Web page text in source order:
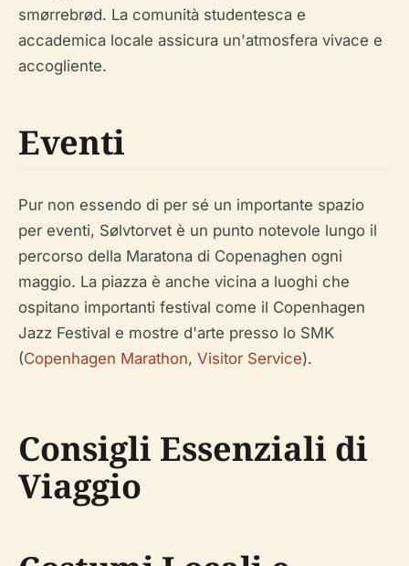
smørrebrød. La comunità studentesca e
accademica locale assicura un'atmosfera vivace e
accogliente.
Eventi
Pur non essendo di per sé un importante spazio
per eventi, Sølvtorvet è un punto notevole lungo il
percorso della Maratona di Copenaghen ogni
maggio. La piazza è anche vicina a luoghi che
ospitano importanti festival come il Copenhagen
Jazz Festival e mostre d'arte presso lo SMK
(Copenhagen Marathon, Visitor Service).
Consigli Essenziali di
Viaggio